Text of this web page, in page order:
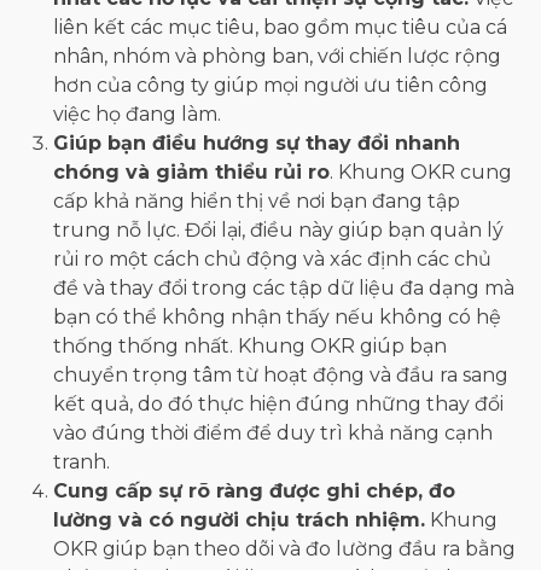
liên kết các mục tiêu, bao gồm mục tiêu của cá
nhân, nhóm và phòng ban, với chiến lược rộng
hơn của công ty giúp mọi người ưu tiên công
việc họ đang làm.
Giúp bạn điều hướng sự thay đổi nhanh
chóng và giảm thiểu rủi ro. Khung OKR cung
cấp khả năng hiển thị về nơi bạn đang tập
trung nỗ lực. Đổi lại, điều này giúp bạn quản lý
rủi ro một cách chủ động và xác định các chủ
đề và thay đổi trong các tập dữ liệu đa dạng mà
bạn có thể không nhận thấy nếu không có hệ
thống thống nhất. Khung OKR giúp bạn
chuyển trọng tâm từ hoạt động và đầu ra sang
kết quả, do đó thực hiện đúng những thay đổi
vào đúng thời điểm để duy trì khả năng cạnh
tranh.
Cung cấp sự rõ ràng được ghi chép, đo
lường và có người chịu trách nhiệm. Khung
OKR giúp bạn theo dõi và đo lường đầu ra bằng